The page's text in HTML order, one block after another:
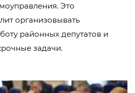
Это
организовывать
районных депутатов и
задачи.